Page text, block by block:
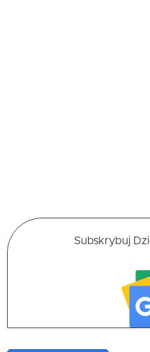
Subskrybuj